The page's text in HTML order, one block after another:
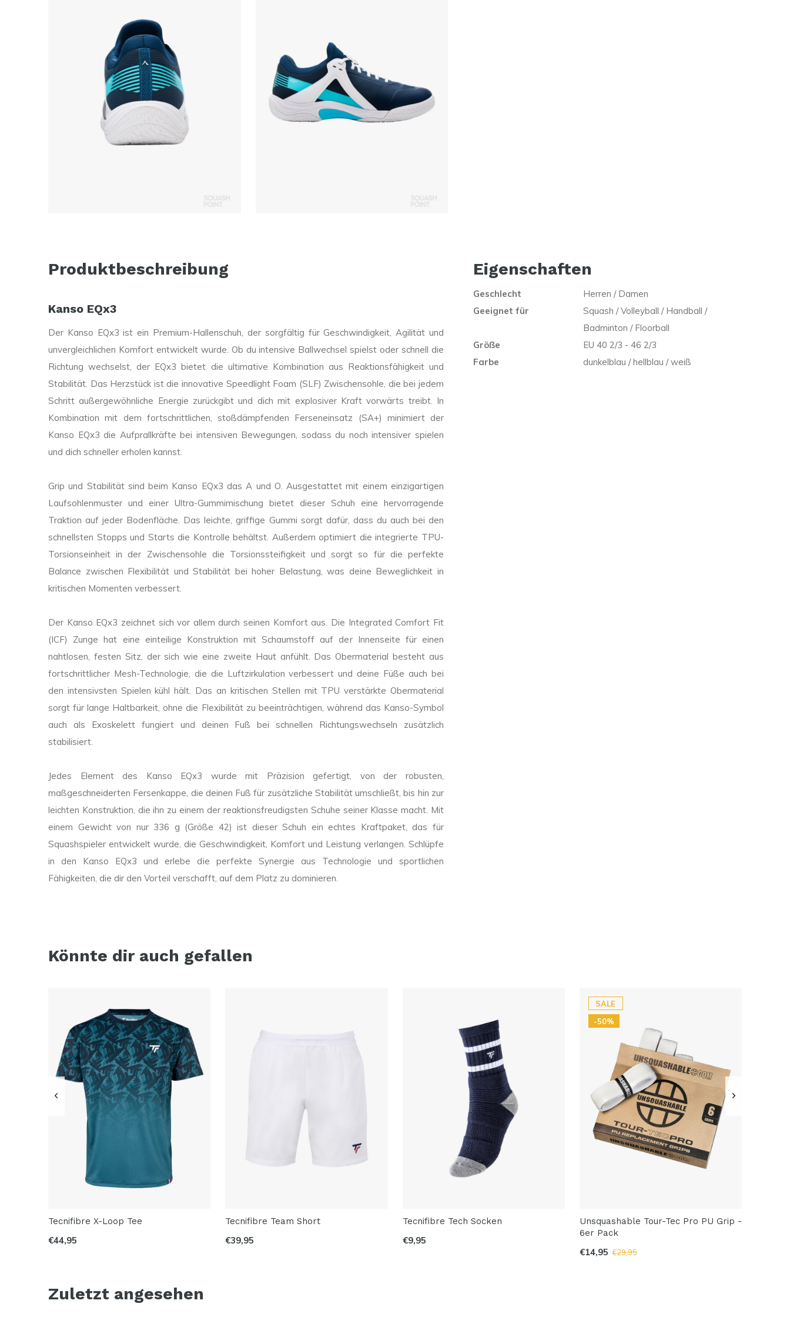
Produktbeschreibung
Kanso EQx3
Der Kanso EQx3 ist ein Premium-Hallenschuh, der sorgfältig für Geschwindigkeit, Agilität und
unvergleichlichen Komfort entwickelt wurde. Ob du intensive Ballwechsel spielst oder schnell die
Richtung wechselst, der EQx3 bietet die ultimative Kombination aus Reaktionsfähigkeit und
Stabilität. Das Herzstück ist die innovative Speedlight Foam (SLF) Zwischensohle, die bei jedem
Schritt außergewöhnliche Energie zurückgibt und dich mit explosiver Kraft vorwärts treibt. In
Kombination mit dem fortschrittlichen, stoßdämpfenden Ferseneinsatz (SA+) minimiert der
Kanso EQx3 die Aufprallkräfte bei intensiven Bewegungen, sodass du noch intensiver spielen
und dich schneller erholen kannst.
Grip und Stabilität sind beim Kanso EQx3 das A und O. Ausgestattet mit einem einzigartigen
Laufsohlenmuster und einer Ultra-Gummimischung bietet dieser Schuh eine hervorragende
Traktion auf jeder Bodenfläche. Das leichte, griffige Gummi sorgt dafür, dass du auch bei den
schnellsten Stopps und Starts die Kontrolle behältst. Außerdem optimiert die integrierte TPU-
Torsionseinheit in der Zwischensohle die Torsionssteifigkeit und sorgt so für die perfekte
Balance zwischen Flexibilität und Stabilität bei hoher Belastung, was deine Beweglichkeit in
kritischen Momenten verbessert.
Der Kanso EQx3 zeichnet sich vor allem durch seinen Komfort aus. Die Integrated Comfort Fit
(ICF) Zunge hat eine einteilige Konstruktion mit Schaumstoff auf der Innenseite für einen
nahtlosen, festen Sitz, der sich wie eine zweite Haut anfühlt. Das Obermaterial besteht aus
fortschrittlicher Mesh-Technologie, die die Luftzirkulation verbessert und deine Füße auch bei
den intensivsten Spielen kühl hält. Das an kritischen Stellen mit TPU verstärkte Obermaterial
sorgt für lange Haltbarkeit, ohne die Flexibilität zu beeinträchtigen, während das Kanso-Symbol
auch als Exoskelett fungiert und deinen Fuß bei schnellen Richtungswechseln zusätzlich
stabilisiert.
Jedes Element des Kanso EQx3 wurde mit Präzision gefertigt, von der robusten,
maßgeschneiderten Fersenkappe, die deinen Fuß für zusätzliche Stabilität umschließt, bis hin zur
leichten Konstruktion, die ihn zu einem der reaktionsfreudigsten Schuhe seiner Klasse macht. Mit
einem Gewicht von nur 336 g (Größe 42) ist dieser Schuh ein echtes Kraftpaket, das für
Squashspieler entwickelt wurde, die Geschwindigkeit, Komfort und Leistung verlangen. Schlüpfe
in den Kanso EQx3 und erlebe die perfekte Synergie aus Technologie und sportlichen
Fähigkeiten, die dir den Vorteil verschafft, auf dem Platz zu dominieren.
Eigenschaften
Geschlecht
Herren / Damen
Geeignet für
Squash / Volleyball / Handball /
Badminton / Floorball
Größe
EU 40 2/3 - 46 2/3
Farbe
dunkelblau / hellblau / weiß
Könnte dir auch gefallen
Tecnifibre X-Loop Tee
€44,95
Tecnifibre Team Short
€39,95
Tecnifibre Tech Socken
€9,95
SALE
-50%
Unsquashable Tour-Tec Pro PU Grip -
6er Pack
€14,95 €29,95
Zuletzt angesehen